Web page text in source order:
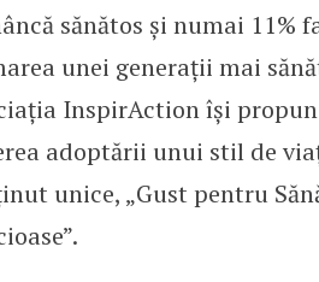
sănătos și numai 11%
unei generații mai
InspirAction își
adoptării unui stil de
unice, „Gust pentru